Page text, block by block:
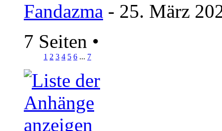
Fandazma - 25. März
7 Seiten •
1 2 3 4 5 6 ... 7